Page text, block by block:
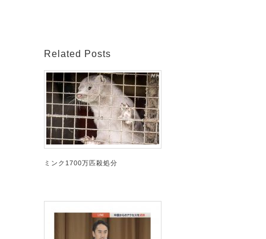
Related Posts
ミンク1700万匹殺処分